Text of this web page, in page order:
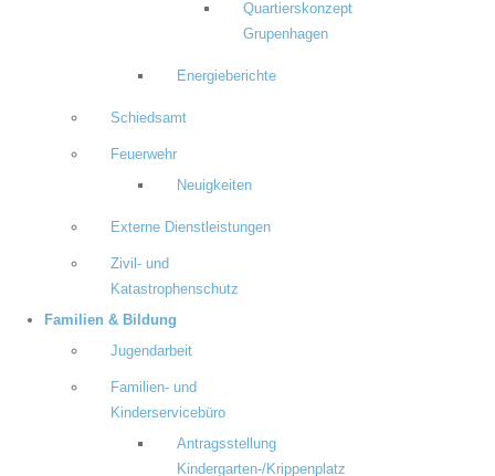
Quartierskonzept
Grupenhagen
Energieberichte
Schiedsamt
Feuerwehr
Neuigkeiten
Externe Dienstleistungen
Zivil- und
Katastrophenschutz
Familien & Bildung
Jugendarbeit
Familien- und
Kinderservicebüro
Antragsstellung
Kindergarten-/Krippenplatz